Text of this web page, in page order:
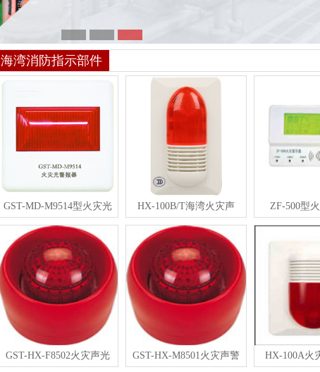
海湾消防指示部件
GST-MD-M9514型火灾光 HX-100B/T海湾火灾声 ZF-500型
GST-HX-F8502火灾声光 GST-HX-M8501火灾声警 HX-100A火